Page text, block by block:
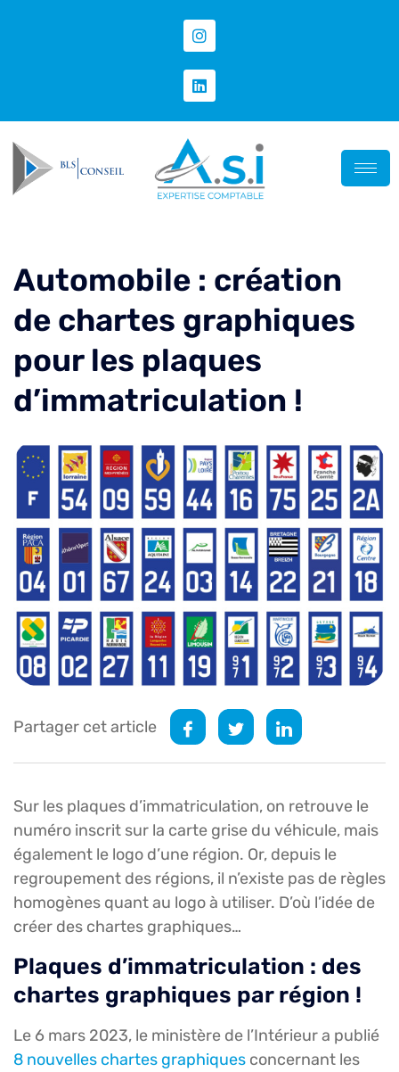
Automobile : création
de chartes graphiques
pour les plaques
d’immatriculation !
Partager cet article
Sur les plaques d’immatriculation, on retrouve le
numéro inscrit sur la carte grise du véhicule, mais
également le logo d’une région. Or, depuis le
regroupement des régions, il n’existe pas de règles
homogènes quant au logo à utiliser. D’où l’idée de
créer des chartes graphiques…
Plaques d’immatriculation : des
chartes graphiques par région !
Le 6 mars 2023, le ministère de l’Intérieur a publié
8 nouvelles chartes graphiques concernant les